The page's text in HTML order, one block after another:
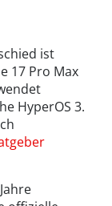
ist
17 Pro Max
HyperOS 3.